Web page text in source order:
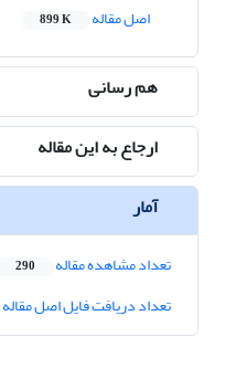
اصل مقاله
899 K
هم رسانی
ارجاع به این مقاله
آمار
تعداد مشاهده مقاله 290
تعداد دریافت فایل اصل مقاله